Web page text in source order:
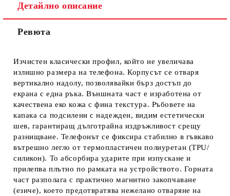
Детайлно описание
Ревюта
Изчистен класически профил, който не увеличава
излишно размера на телефона. Корпусът се отваря
вертикално надолу, позволявайки бърз достъп до
екрана с една ръка. Външната част е изработена от
качествена еко кожа с фина текстура. Ръбовете на
капака са подсилени с надежден, видим естетически
шев, гарантиращ дълготрайна издръжливост срещу
разнищване. Телефонът се фиксира стабилно в гъвкаво
вътрешно легло от термопластичен полиуретан (TPU/
силикон). То абсорбира ударите при изпускане и
прилепва плътно по рамката на устройството. Горната
част разполага с практично магнитно закопчаване
(езиче), което предотвратява нежелано отваряне на